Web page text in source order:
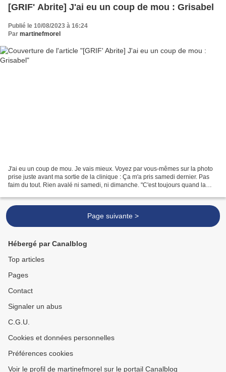
[GRIF' Abrite] J'ai eu un coup de mou : Grisabel
Publié le 10/08/2023 à 16:24
Par martinefmorel
J'ai eu un coup de mou. Je vais mieux. Voyez par vous-mêmes sur la photo
prise juste avant ma sortie de la clinique : Ça m'a pris samedi dernier. Pas
faim du tout. Rien avalé ni samedi, ni dimanche. "C'est toujours quand la
Page suivante >
Hébergé par Canalblog
Top articles
Pages
Contact
Signaler un abus
C.G.U.
Cookies et données personnelles
Préférences cookies
Voir le profil de martinefmorel sur le portail Canalblog